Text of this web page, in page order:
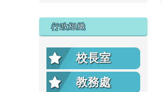
行政組織
校長室
教務處